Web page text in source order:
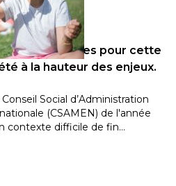
attendues pour cette
à la hauteur des enjeux.
Social d’Administration
(CSAMEN) de l'année
contexte difficile de fin…